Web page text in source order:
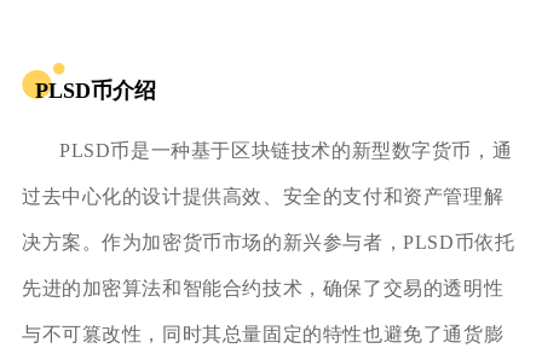
PLSD币介绍
PLSD币是一种基于区块链技术的新型数字货币，通
过去中心化的设计提供高效、安全的支付和资产管理解
决方案。作为加密货币市场的新兴参与者，PLSD币依托
先进的加密算法和智能合约技术，确保了交易的透明性
与不可篡改性，同时其总量固定的特性也避免了通货膨